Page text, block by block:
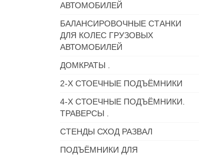
АВТОМОБИЛЕЙ
БАЛАНСИРОВОЧНЫЕ СТАНКИ
ДЛЯ КОЛЕС ГРУЗОВЫХ
АВТОМОБИЛЕЙ
ДОМКРАТЫ .
2-Х СТОЕЧНЫЕ ПОДЪЁМНИКИ
4-Х СТОЕЧНЫЕ ПОДЪЁМНИКИ.
ТРАВЕРСЫ .
СТЕНДЫ СХОД РАЗВАЛ
ПОДЪЁМНИКИ ДЛЯ